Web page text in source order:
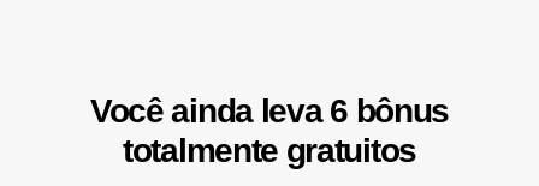
Você ainda leva 6 bônus
totalmente gratuitos